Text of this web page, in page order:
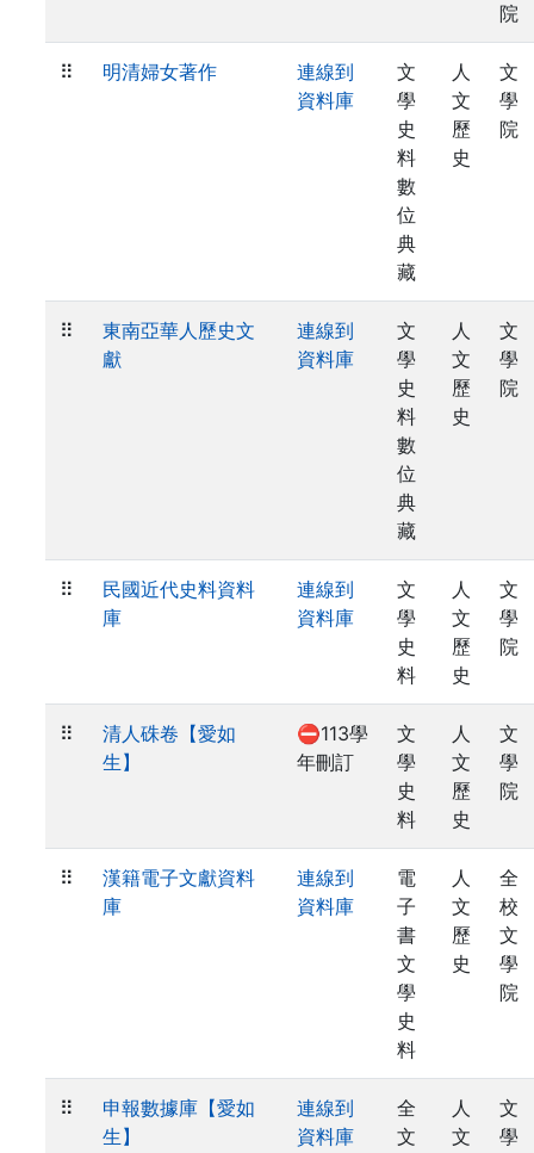
院
⠿ 明清婦女著作
連線到
資料庫
文
學
史
料
數
位
典
藏
人
文
歷
史
文
學
院
⠿
東南亞華人歷史文
獻
連線到
資料庫
文
學
史
料
數
位
典
藏
人
文
歷
史
文
學
院
⠿
民國近代史料資料
庫
連線到
資料庫
文
學
史
料
人
文
歷
史
文
學
院
⠿
清人硃卷【愛如
生】
⛔113學
年刪訂
文
學
史
料
人
文
歷
史
文
學
院
⠿
漢籍電子文獻資料
庫
連線到
資料庫
電
子
書
文
學
史
料
人
文
歷
史
全
校
文
學
院
⠿
申報數據庫【愛如
生】
連線到
資料庫
全
文
人
文
文
學